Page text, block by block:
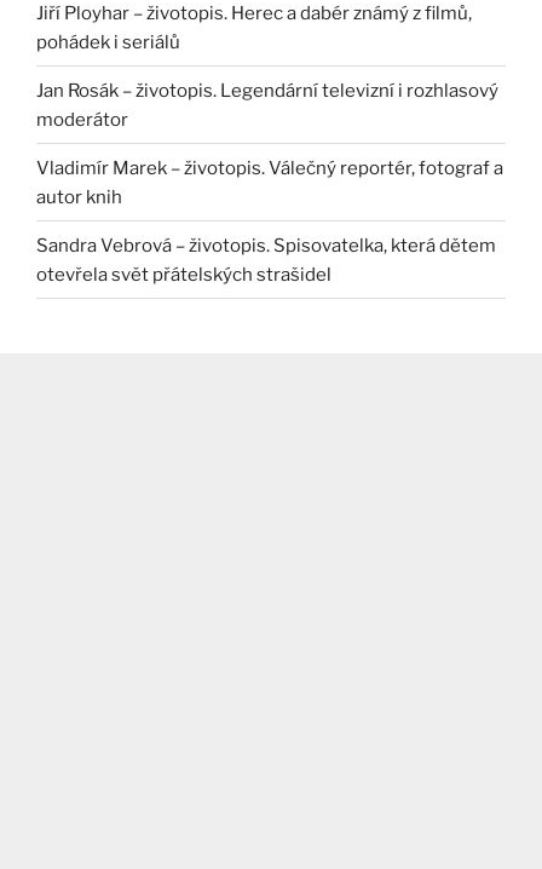
Jiří Ployhar – životopis. Herec a dabér známý z filmů,
pohádek i seriálů
Jan Rosák – životopis. Legendární televizní i rozhlasový
moderátor
Vladimír Marek – životopis. Válečný reportér, fotograf a
autor knih
Sandra Vebrová – životopis. Spisovatelka, která dětem
otevřela svět přátelských strašidel